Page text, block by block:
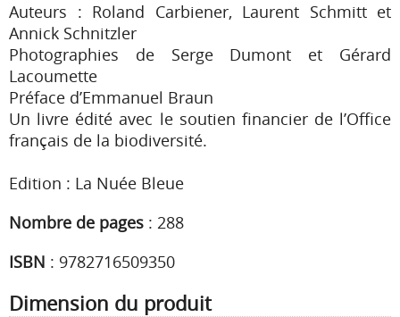
Auteurs : Roland Carbiener, Laurent Schmitt et
Annick Schnitzler
Photographies de Serge Dumont et Gérard
Lacoumette
Préface d’Emmanuel Braun
Un livre édité avec le soutien financier de l’Office
français de la biodiversité.
Edition : La Nuée Bleue
Nombre de pages : 288
ISBN : 9782716509350
Dimension du produit